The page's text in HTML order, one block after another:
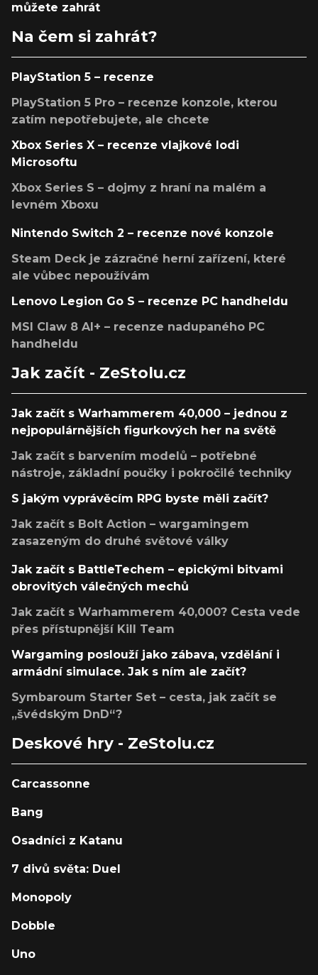
můžete zahrát
Na čem si zahrát?
PlayStation 5 – recenze
PlayStation 5 Pro – recenze konzole, kterou
zatím nepotřebujete, ale chcete
Xbox Series X – recenze vlajkové lodi
Microsoftu
Xbox Series S – dojmy z hraní na malém a
levném Xboxu
Nintendo Switch 2 – recenze nové konzole
Steam Deck je zázračné herní zařízení, které
ale vůbec nepoužívám
Lenovo Legion Go S – recenze PC handheldu
MSI Claw 8 AI+ – recenze nadupaného PC
handheldu
Jak začít - ZeStolu.cz
Jak začít s Warhammerem 40,000 – jednou z
nejpopulárnějších figurkových her na světě
Jak začít s barvením modelů – potřebné
nástroje, základní poučky i pokročilé techniky
S jakým vyprávěcím RPG byste měli začít?
Jak začít s Bolt Action – wargamingem
zasazeným do druhé světové války
Jak začít s BattleTechem – epickými bitvami
obrovitých válečných mechů
Jak začít s Warhammerem 40,000? Cesta vede
přes přístupnější Kill Team
Wargaming poslouží jako zábava, vzdělání i
armádní simulace. Jak s ním ale začít?
Symbaroum Starter Set – cesta, jak začít se
„švédským DnD“?
Deskové hry - ZeStolu.cz
Carcassonne
Bang
Osadníci z Katanu
7 divů světa: Duel
Monopoly
Dobble
Uno